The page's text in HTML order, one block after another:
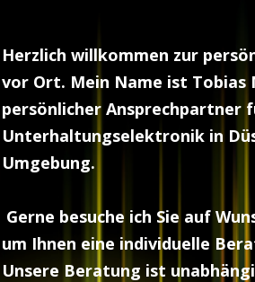
Herzlich willkommen zur
vor Ort. Mein Name ist Tobias
persönlicher Ansprechpartner
Unterhaltungselektronik in
Umgebung.
Gerne besuche ich Sie auf
um Ihnen eine individuelle
Unsere Beratung ist